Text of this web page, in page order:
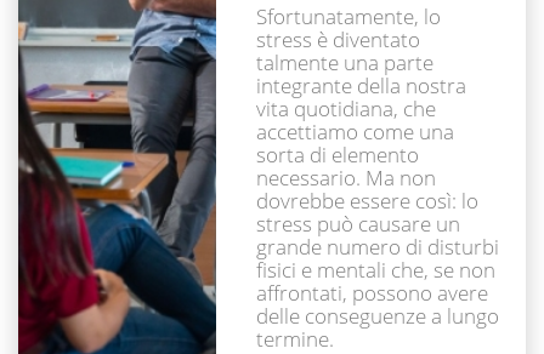
Sfortunatamente, lo
stress è diventato
talmente una parte
integrante della nostra
vita quotidiana, che
accettiamo come una
sorta di elemento
necessario. Ma non
dovrebbe essere così: lo
stress può causare un
grande numero di disturbi
fisici e mentali che, se non
affrontati, possono avere
delle conseguenze a lungo
termine.